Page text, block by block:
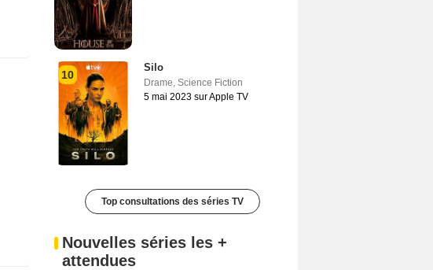
10
Silo
Drame, Science Fiction
5 mai 2023 sur Apple TV
Top consultations des séries TV
Nouvelles séries les +
attendues